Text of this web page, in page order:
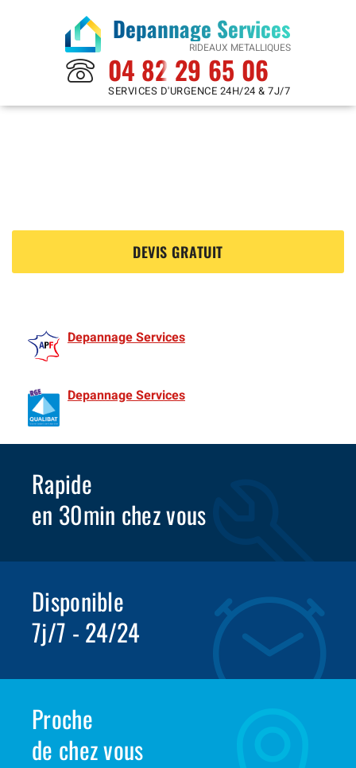
Depannage Services
RIDEAUX METALLIQUES
04 82 29 65 06
SERVICES D'URGENCE 24H/24 & 7J/7
DEVIS GRATUIT
Depannage Services
Depannage Services
Rapide
en 30min chez vous
Disponible
7j/7 - 24/24
Proche
de chez vous